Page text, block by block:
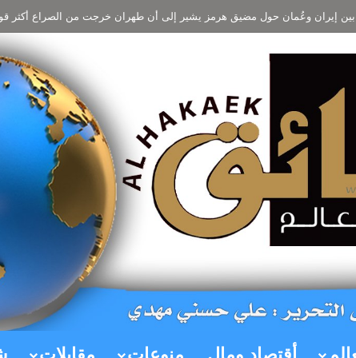
بين إيران وعُمان حول مضيق هرمز يشير إلى أن طهران خرجت من الصراع أكثر